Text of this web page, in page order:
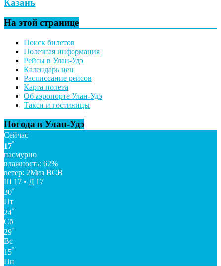
Казань
На этой странице
Поиск билетов
Полезная информация
Рейсы в Улан-Удэ
Календарь цен
Расписсание рейсов
Карта полета
Об аэропорте Улан-Удэ
Такси и гостиницы
Погода в Улан-Удэ
Сейчас
17°
пасмурно
влажность: 62%
ветер: 2Миз ВСВ
Ш 17 • Д 17
30°
Пт
24°
Сб
29°
Вс
15°
Пн